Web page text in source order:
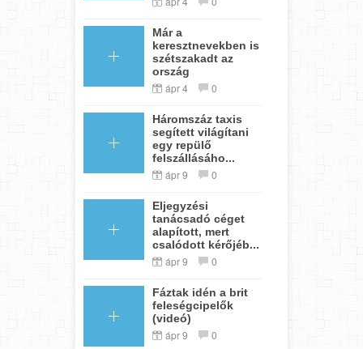
Már a
keresztnevekben is
szétszakadt az
ország
ápr 4 0
Háromszáz taxis
segített világítani
egy repülő
felszállásáho...
ápr 9 0
Eljegyzési
tanácsadó céget
alapított, mert
csalódott kérőjéb...
ápr 9 0
Fáztak idén a brit
feleségcipelők
(videó)
ápr 9 0